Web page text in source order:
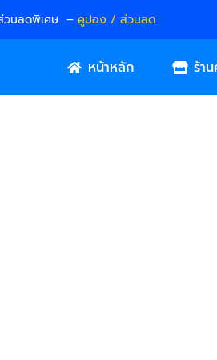
วนลดพิเศษ –คูปอง / ส่วนลด
หน้าหลัก ร้าน